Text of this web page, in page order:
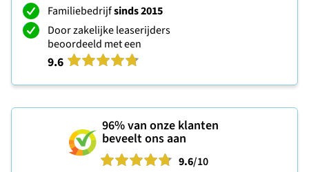
Familiebedrijfsinds 2015
Door zakelijke leaserijders
beoordeeld met een
9.6
96%van onze klanten
beveelt ons aan
9.6/10